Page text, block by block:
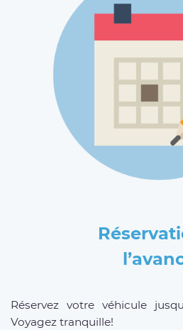
Réservez votre véhicule
Voyagez tranquille!